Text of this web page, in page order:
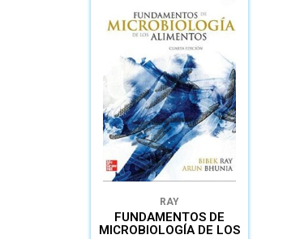
RAY
FUNDAMENTOS DE
MICROBIOLOGÍA DE LOS